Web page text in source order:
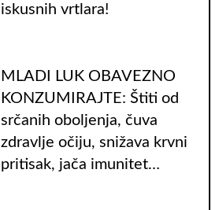
iskusnih vrtlara!
MLADI LUK OBAVEZNO
KONZUMIRAJTE: Štiti od
srčanih oboljenja, čuva
zdravlje očiju, snižava krvni
pritisak, jača imunitet…